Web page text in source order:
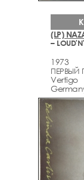
(LP)
–
1973
ПЕРВЫЙ
Vertigo